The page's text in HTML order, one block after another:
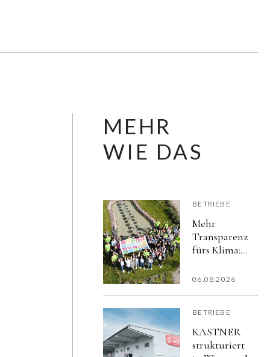
MEHR
WIE DAS
BETRIEBE
Mehr
Transparenz
fürs Klima:
Nachhaltigkeit
06.08.2026
BETRIEBE
KASTNER
strukturiert